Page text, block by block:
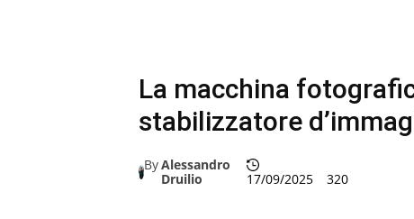
La macchina
stabilizzatore
ByAlessandro
Druilio
17/09/2025 320